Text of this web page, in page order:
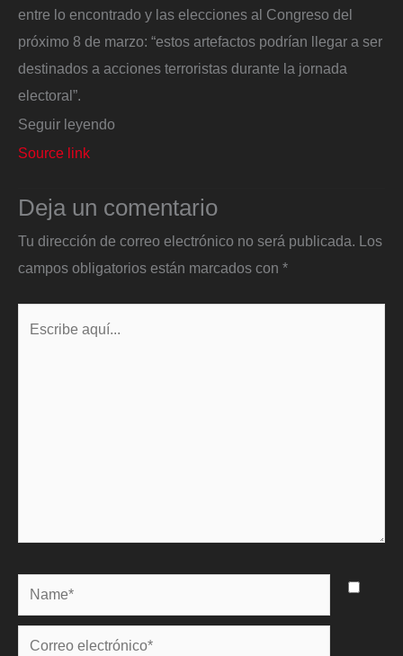
entre lo encontrado y las elecciones al Congreso del
próximo 8 de marzo: “estos artefactos podrían llegar a ser
destinados a acciones terroristas durante la jornada
electoral”.
Seguir leyendo
Source link
Deja un comentario
Tu dirección de correo electrónico no será publicada. Los
campos obligatorios están marcados con *
Name*
Correo